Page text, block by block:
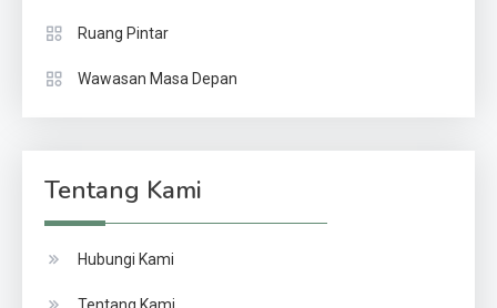
Ruang Pintar
Wawasan Masa Depan
Tentang Kami
Hubungi Kami
Tentang Kami